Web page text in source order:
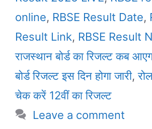
online, RBSE Result Date,
Result Link, RBSE Result
राजस्थान बोर्ड का रिजल्ट कब
बोर्ड रिजल्ट इस दिन होगा जारी,
चेक करें 12वीं का रिजल्ट
Leave a comment